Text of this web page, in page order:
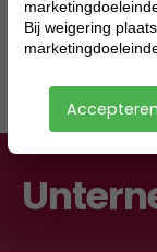
Bij weigering
Accepteren